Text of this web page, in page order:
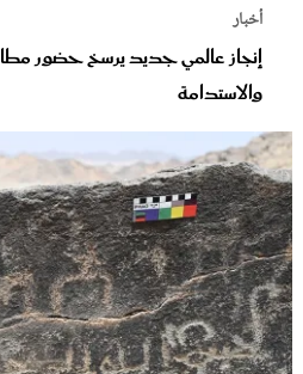
أخبار
إنجاز عالمي جديد يرسخ حضور
والاستدامة